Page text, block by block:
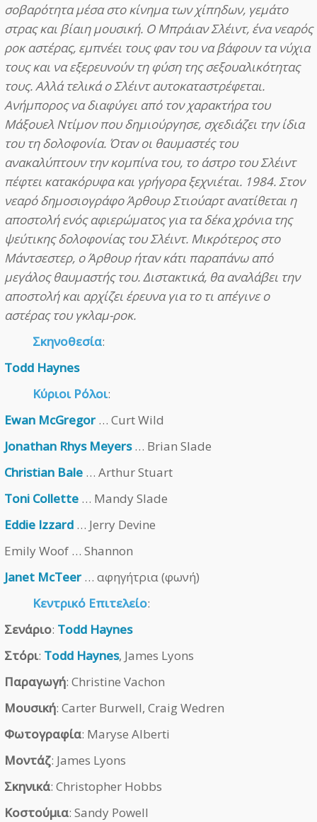
σοβαρότητα μέσα στο κίνημα των χίπηδων, γεμάτο
στρας και βίαιη μουσική. Ο Μπράιαν Σλέιντ, ένα νεαρός
ροκ αστέρας, εμπνέει τους φαν του να βάφουν τα νύχια
τους και να εξερευνούν τη φύση της σεξουαλικότητας
τους. Αλλά τελικά ο Σλέιντ αυτοκαταστρέφεται.
Ανήμπορος να διαφύγει από τον χαρακτήρα του
Μάξουελ Ντίμον που δημιούργησε, σχεδιάζει την ίδια
του τη δολοφονία. Όταν οι θαυμαστές του
ανακαλύπτουν την κομπίνα του, το άστρο του Σλέιντ
πέφτει κατακόρυφα και γρήγορα ξεχνιέται. 1984. Στον
νεαρό δημοσιογράφο Άρθουρ Στιούαρτ ανατίθεται η
αποστολή ενός αφιερώματος για τα δέκα χρόνια της
ψεύτικης δολοφονίας του Σλέιντ. Μικρότερος στο
Μάντσεστερ, ο Άρθουρ ήταν κάτι παραπάνω από
μεγάλος θαυμαστής του. Διστακτικά, θα αναλάβει την
αποστολή και αρχίζει έρευνα για το τι απέγινε ο
αστέρας του γκλαμ-ροκ.
Σκηνοθεσία:
Todd Haynes
Κύριοι Ρόλοι:
Ewan McGregor … Curt Wild
Jonathan Rhys Meyers… Brian Slade
Christian Bale … Arthur Stuart
Toni Collette … Mandy Slade
Eddie Izzard … Jerry Devine
Emily Woof … Shannon
Janet McTeer … αφηγήτρια (φωνή)
Κεντρικό Επιτελείο:
Σενάριο: Todd Haynes
Στόρι: Todd Haynes, James Lyons
Παραγωγή: Christine Vachon
Μουσική: Carter Burwell, Craig Wedren
Φωτογραφία: Maryse Alberti
Μοντάζ: James Lyons
Σκηνικά: Christopher Hobbs
Κοστούμια: Sandy Powell